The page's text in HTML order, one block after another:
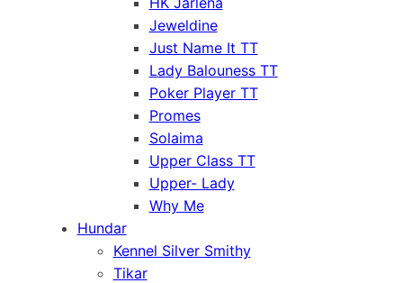
Jeweldine
Just Name It TT
Lady Balouness TT
Poker Player TT
Promes
Solaima
Upper Class TT
Upper- Lady
Why Me
Hundar
Kennel Silver Smithy
Tikar